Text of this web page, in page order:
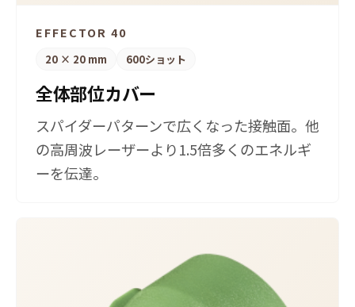
EFFECTOR 40
20 × 20 mm 600ショット
全体部位カバー
スパイダーパターンで広くなった接触面。他
の高周波レーザーより1.5倍多くのエネルギ
ーを伝達。